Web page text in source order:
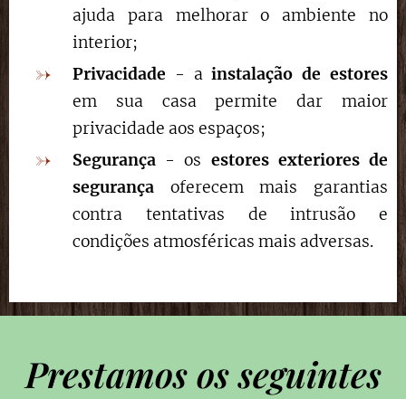
ajuda para melhorar o ambiente no
interior;
Privacidade - ainstalação de estores
em sua casa permite dar maior
privacidade aos espaços;
Segurança - os estores exteriores de
segurança oferecem mais garantias
contra tentativas de intrusão e
condições atmosféricas mais adversas.
Prestamos os seguintes